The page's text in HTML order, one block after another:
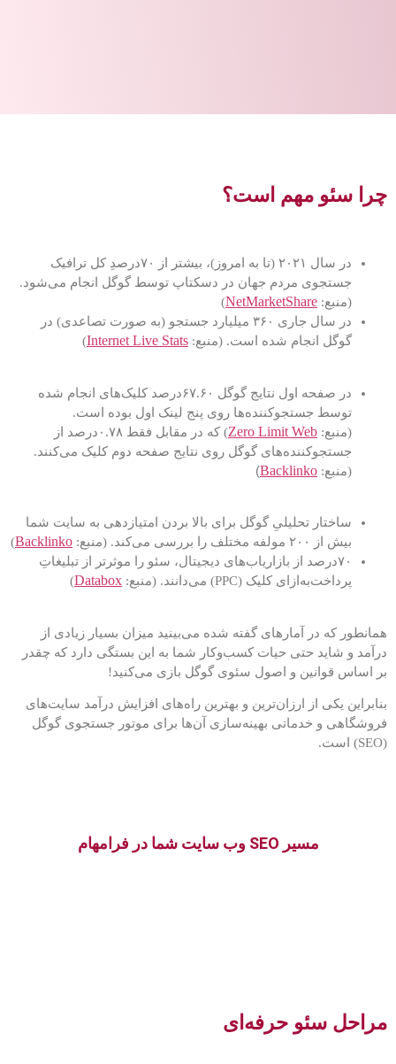
چرا سئو مهم است؟
در سال ۲۰۲۱ (تا به امروز)، بیشتر از ۷۰درصدِ کل ترافیک
جستجوی مردم جهان در دسکتاپ توسط گوگل انجام می‌شود.
(منبع: NetMarketShare
)
در سال جاری ۳۶۰ میلیارد جستجو (به صورت تصاعدی) در
گوگل انجام شده است. (منبع: Internet Live Stats
)
در صفحه اول نتایج گوگل ۶۷.۶۰درصد کلیک‌های انجام شده
توسط جستجوکننده‌ها روی پنج لینک اول بوده است.
(منبع: Zero Limit Web
) که در مقابل فقط ۰.۷۸درصد از
جستجوکننده‌های گوگل روی نتایج صفحه دوم کلیک می‌کنند.
(منبع: Backlinko
)
ساختار تحلیلیِ گوگل برای بالا بردن امتیازدهی به سایت شما
بیش از ۲۰۰ مولفه مختلف را بررسی می‌کند. (منبع:
Backlinko
)
۷۰درصد از بازاریاب‌های دیجیتال، سئو را موثرتر از تبلیغاتِ
پرداخت‌به‌ازای کلیک (PPC) می‌دانند. (منبع:
Databox
)
همانطور که در آمارهای گفته شده می‌بینید میزان بسیار زیادی از
درآمد و شاید حتی حیات کسب‌وکار شما به این بستگی دارد که چقدر
بر اساس قوانین و اصول سئوی گوگل بازی می‌کنید!
بنابراین یکی از ارزان‌ترین و بهترین راه‌های افزایش درآمد سایت‌های
فروشگاهی و خدماتی بهینه‌سازی آن‌ها برای موتور جستجوی گوگل
(SEO) است.
مسیر SEO وب سایت شما در فرامهام
مراحل سئو حرفه‌ای